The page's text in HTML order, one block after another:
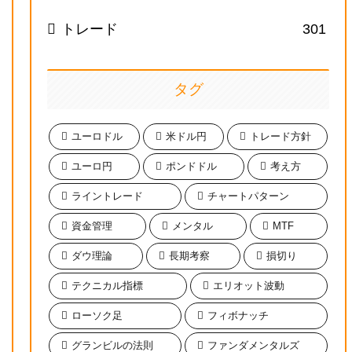
トレード 301
タグ
ユーロドル 米ドル円 トレード方針
ユーロ円 ポンドドル 考え方
ライントレード チャートパターン
資金管理 メンタル MTF
ダウ理論 長期考察 損切り
テクニカル指標 エリオット波動
ローソク足 フィボナッチ
グランビルの法則 ファンダメンタルズ